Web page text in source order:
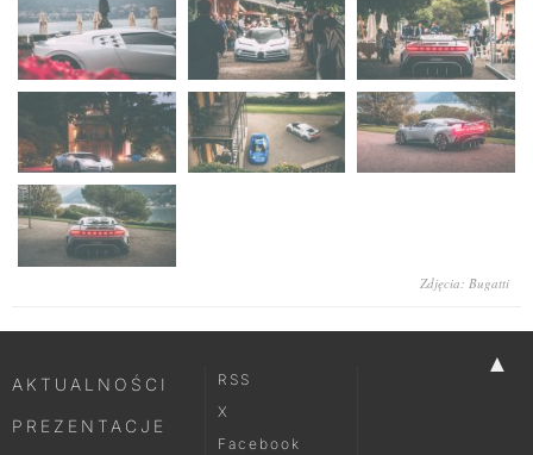
Zdjęcia: Bugatti
▲
AKTUALNOŚCI
PREZENTACJE
RSS
X
Facebook